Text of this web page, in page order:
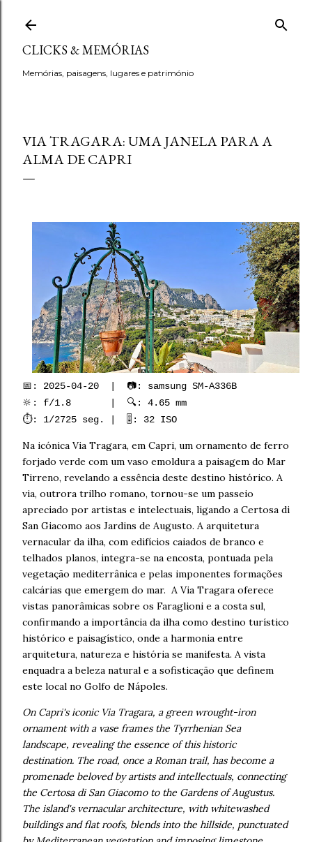
CLICKS & MEMÓRIAS
Memórias, paisagens, lugares e património
VIA TRAGARA: UMA JANELA PARA A
ALMA DE CAPRI
📅: 2025-04-20 | 📷: samsung SM-A336B
🔆: f/1.8 | 🔍: 4.65 mm
⏱️: 1/2725 seg. | 🎚️: 32 ISO
Na icónica Via Tragara, em Capri, um ornamento de ferro
forjado verde com um vaso emoldura a paisagem do Mar
Tirreno, revelando a essência deste destino histórico. A
via, outrora trilho romano, tornou-se um passeio
apreciado por artistas e intelectuais, ligando a Certosa di
San Giacomo aos Jardins de Augusto. A arquitetura
vernacular da ilha, com edifícios caiados de branco e
telhados planos, integra-se na encosta, pontuada pela
vegetação mediterrânica e pelas imponentes formações
calcárias que emergem do mar. A Via Tragara oferece
vistas panorâmicas sobre os Faraglioni e a costa sul,
confirmando a importância da ilha como destino turístico
histórico e paisagístico, onde a harmonia entre
arquitetura, natureza e história se manifesta. A vista
enquadra a beleza natural e a sofisticação que definem
este local no Golfo de Nápoles.
On Capri's iconic Via Tragara, a green wrought-iron
ornament with a vase frames the Tyrrhenian Sea
landscape, revealing the essence of this historic
destination. The road, once a Roman trail, has become a
promenade beloved by artists and intellectuals, connecting
the Certosa di San Giacomo to the Gardens of Augustus.
The island's vernacular architecture, with whitewashed
buildings and flat roofs, blends into the hillside, punctuated